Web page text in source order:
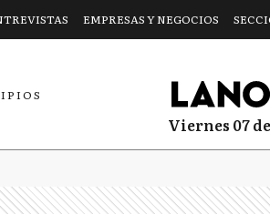
EMPRESAS Y NEGOCIOS
viernes 07